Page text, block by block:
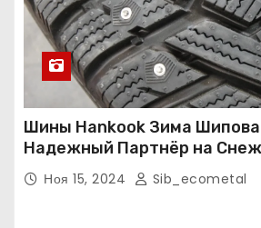
Шины Hankook Зима
Надежный Партнёр на
Ноя 15, 2024 Sib_ecometal